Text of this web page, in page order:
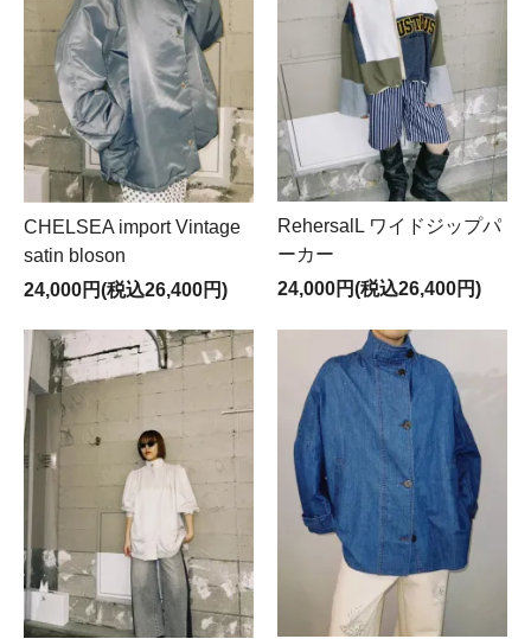
CHELSEA import Vintage
satin bloson
24,000円(税込26,400円)
RehersalL ワイドジップパ
ーカー
24,000円(税込26,400円)